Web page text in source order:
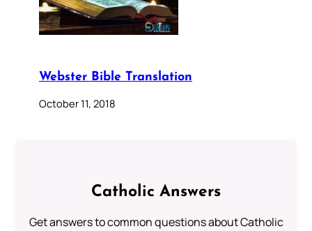
Webster Bible Translation
October 11, 2018
Catholic Answers
Get answers to common questions about Catholic